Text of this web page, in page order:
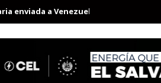
a Venezuela Aeropuerto